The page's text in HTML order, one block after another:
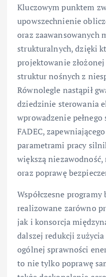
Kluczowym punktem
upowszechnienie
oraz zaawansowanych
strukturalnych, dzięki
projektowanie
struktur nośnych z
Równolegle nastąpił
dziedzinie sterowania
wprowadzenie
FADEC,
parametrami pracy
większą
oraz poprawę
Współczesne
realizowane zarówno
jak i konsorcja
dalszej redukcji
ogólnej sprawności
to nie tylko poprawę